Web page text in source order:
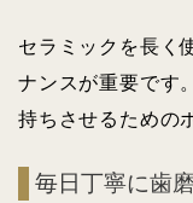
セラミックを長く
ナンスが重要です
持ちさせるための
毎日丁寧に歯